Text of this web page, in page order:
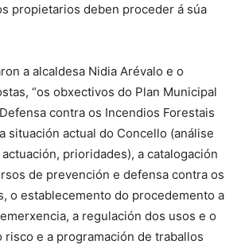
propietarios deben proceder á súa
a alcaldesa Nidia Arévalo e o
“os obxectivos do Plan Municipal
contra os Incendios Forestais
situación actual do Concello (análise
prioridades), a catalogación
de prevención e defensa contra os
o establecemento do procedemento a
a regulación dos usos e o
risco e a programación de traballos